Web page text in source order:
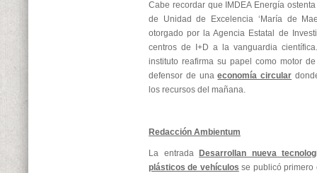
Cabe recordar que IMDEA Energía
de Unidad de Excelencia ‘María de
otorgado por la Agencia Estatal de
centros de I+D a la vanguardia
instituto reafirma su papel como motor
defensor de unaeconomía circular
los recursos del mañana.
Redacción Ambientum
La entrada
Desarrollan nueva
plásticos de vehículos se publicó